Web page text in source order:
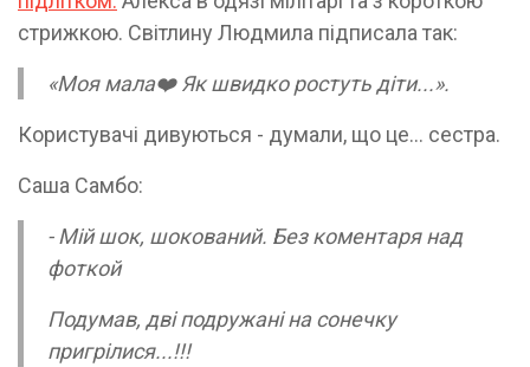
стрижкою. Світлину Людмила підписала так:
«Моя мала❤️ Як швидко ростуть діти...».
Користувачі дивуються - думали, що це… сестра.
Саша Самбо:
- Мій шок, шокований. Без коментаря над
фоткой
Подумав, дві подружані на сонечку
пригрілися...!!!